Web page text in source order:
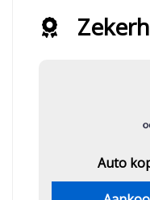
Auto